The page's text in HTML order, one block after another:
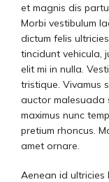
et magnis dis
Morbi vestibulum
dictum felis
tincidunt vehicula,
elit mi in nulla.
tristique. Vivamus
auctor malesuada
maximus nunc
pretium rhoncus.
amet ornare.
Aenean id ultricies